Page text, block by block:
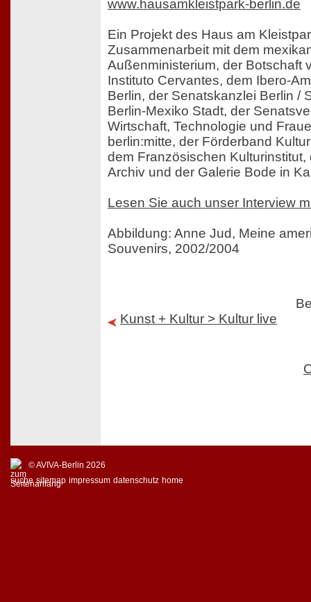
www.hausamkleistpark-berlin.de
Ein Projekt des Haus am
Zusammenarbeit mit dem
Außenministerium, der Botschaft
Instituto Cervantes, dem Ibero-
Berlin, der Senatskanzlei Berlin /
Berlin-Mexiko Stadt, der
Wirtschaft, Technologie und
berlin:mitte, der Förderband
dem Französischen
Archiv und der Galerie Bode in
Lesen Sie auch unser Interview
Abbildung: Anne Jud, Meine
Souvenirs, 2002/2004
Kunst + Kultur > Kultur live
© AVIVA-Berlin 2026
suche sitemap impressum datenschutz home